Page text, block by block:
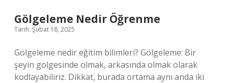
Gölgeleme Nedir Öğrenme
Tarih: Şubat 18, 2025
Gölgeleme nedir eğitim bilimleri? Gölgeleme: Bir
şeyin gölgesinde olmak, arkasında olmak olarak
kodlayabiliriz. Dikkat, burada ortama aynı anda iki